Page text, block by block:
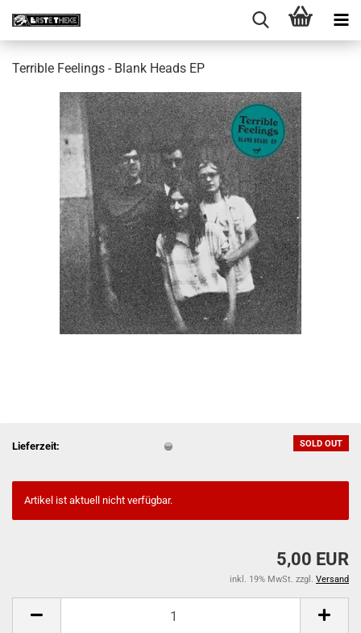
Terrible Feelings - Blank Heads EP
SOLD OUT
Lieferzeit:
Artikel ist aktuell nicht verfügbar.
5,00 EUR
inkl. 19% MwSt. zzgl. Versand